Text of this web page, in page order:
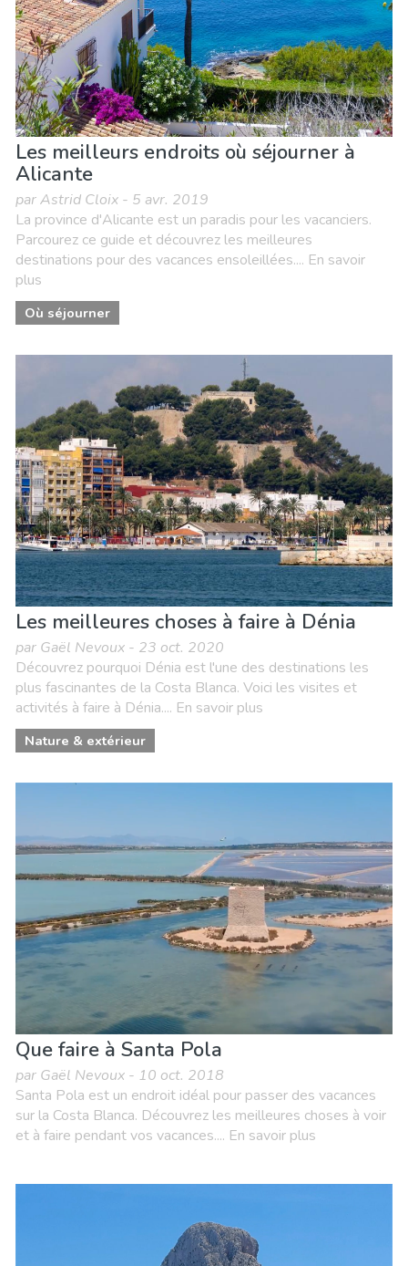
Les meilleurs endroits où séjourner à
Alicante
par Astrid Cloix - 5 avr. 2019
La province d'Alicante est un paradis pour les vacanciers.
Parcourez ce guide et découvrez les meilleures
destinations pour des vacances ensoleillées.... En savoir
plus
Où séjourner
Les meilleures choses à faire à Dénia
par Gaël Nevoux - 23 oct. 2020
Découvrez pourquoi Dénia est l'une des destinations les
plus fascinantes de la Costa Blanca. Voici les visites et
activités à faire à Dénia.... En savoir plus
Nature & extérieur
Que faire à Santa Pola
par Gaël Nevoux - 10 oct. 2018
Santa Pola est un endroit idéal pour passer des vacances
sur la Costa Blanca. Découvrez les meilleures choses à voir
et à faire pendant vos vacances.... En savoir plus